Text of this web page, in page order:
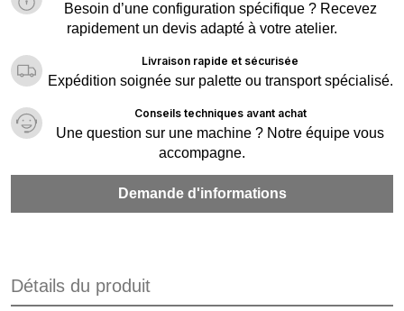
Besoin d’une configuration spécifique ? Recevez
rapidement un devis adapté à votre atelier.
Livraison rapide et sécurisée
Expédition soignée sur palette ou transport spécialisé.
Conseils techniques avant achat
Une question sur une machine ? Notre équipe vous
accompagne.
Demande d'informations
Détails du produit